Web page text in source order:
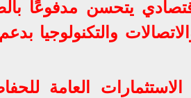
يتحسن مدفوعًا
والتكنولوجيا
العامة